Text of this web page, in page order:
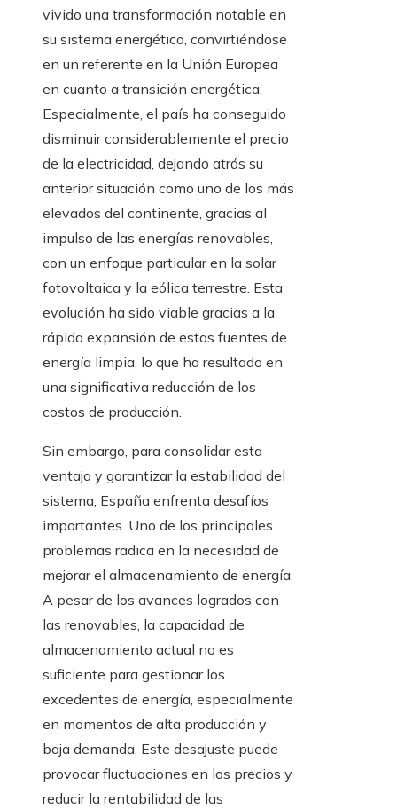
vivido una transformación notable en
su sistema energético, convirtiéndose
en un referente en la Unión Europea
en cuanto a transición energética.
Especialmente, el país ha conseguido
disminuir considerablemente el precio
de la electricidad, dejando atrás su
anterior situación como uno de los más
elevados del continente, gracias al
impulso de las energías renovables,
con un enfoque particular en la solar
fotovoltaica y la eólica terrestre. Esta
evolución ha sido viable gracias a la
rápida expansión de estas fuentes de
energía limpia, lo que ha resultado en
una significativa reducción de los
costos de producción.
Sin embargo, para consolidar esta
ventaja y garantizar la estabilidad del
sistema, España enfrenta desafíos
importantes. Uno de los principales
problemas radica en la necesidad de
mejorar el almacenamiento de energía.
A pesar de los avances logrados con
las renovables, la capacidad de
almacenamiento actual no es
suficiente para gestionar los
excedentes de energía, especialmente
en momentos de alta producción y
baja demanda. Este desajuste puede
provocar fluctuaciones en los precios y
reducir la rentabilidad de las